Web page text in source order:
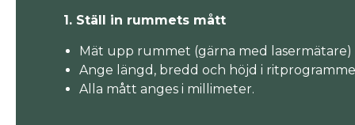
1. Ställ in rummets mått
Mät upp rummet (gärna med lasermätare)
Ange längd, bredd och höjd i
Alla mått anges i millimeter.